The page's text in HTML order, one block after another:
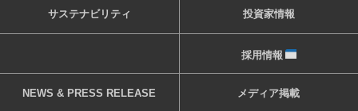
サステナビリティ 投資家情報
採用情報
NEWS & PRESS RELEASE メディア掲載